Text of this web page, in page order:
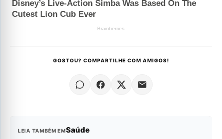
GOSTOU? COMPARTILHE COM AMIGOS!
LEIA TAMBÉM EMSaúde